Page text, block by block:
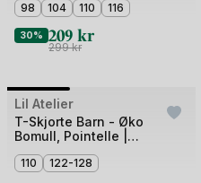
98 104 110 116
30% 209 kr
299kr
Outlet
Bilde
av
Lil Atelier
T-Skjorte Barn - Øko
Bomull, Pointelle |
LIL
110 122-128